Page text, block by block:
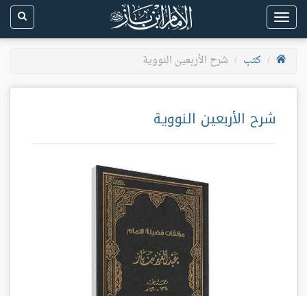
Toggle
navigation
كتب
شرح الأربعين النووية
شرح الأربعين النووية